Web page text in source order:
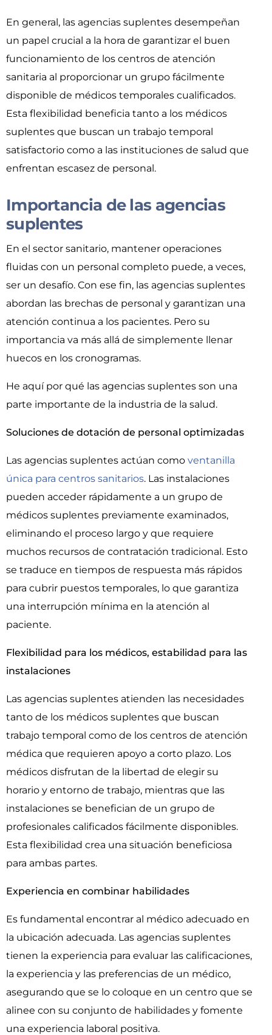
En general, las agencias suplentes desempeñan
un papel crucial a la hora de garantizar el buen
funcionamiento de los centros de atención
sanitaria al proporcionar un grupo fácilmente
disponible de médicos temporales cualificados.
Esta flexibilidad beneficia tanto a los médicos
suplentes que buscan un trabajo temporal
satisfactorio como a las instituciones de salud que
enfrentan escasez de personal.
Importancia de las agencias
suplentes
En el sector sanitario, mantener operaciones
fluidas con un personal completo puede, a veces,
ser un desafío. Con ese fin, las agencias suplentes
abordan las brechas de personal y garantizan una
atención continua a los pacientes. Pero su
importancia va más allá de simplemente llenar
huecos en los cronogramas.
He aquí por qué las agencias suplentes son una
parte importante de la industria de la salud.
Soluciones de dotación de personal optimizadas
Las agencias suplentes actúan como ventanilla
única para centros sanitarios. Las instalaciones
pueden acceder rápidamente a un grupo de
médicos suplentes previamente examinados,
eliminando el proceso largo y que requiere
muchos recursos de contratación tradicional. Esto
se traduce en tiempos de respuesta más rápidos
para cubrir puestos temporales, lo que garantiza
una interrupción mínima en la atención al
paciente.
Flexibilidad para los médicos, estabilidad para las
instalaciones
Las agencias suplentes atienden las necesidades
tanto de los médicos suplentes que buscan
trabajo temporal como de los centros de atención
médica que requieren apoyo a corto plazo. Los
médicos disfrutan de la libertad de elegir su
horario y entorno de trabajo, mientras que las
instalaciones se benefician de un grupo de
profesionales calificados fácilmente disponibles.
Esta flexibilidad crea una situación beneficiosa
para ambas partes.
Experiencia en combinar habilidades
Es fundamental encontrar al médico adecuado en
la ubicación adecuada. Las agencias suplentes
tienen la experiencia para evaluar las calificaciones,
la experiencia y las preferencias de un médico,
asegurando que se lo coloque en un centro que se
alinee con su conjunto de habilidades y fomente
una experiencia laboral positiva.